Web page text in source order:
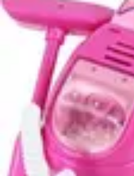
Univers Gamers
Tendances GamingÉquipement Gamer
jeuxTendancesPsychologie et Sociologie
Univers Gamers